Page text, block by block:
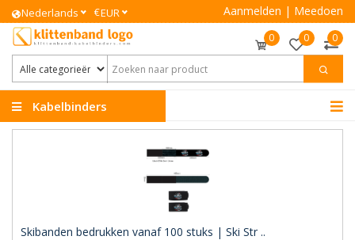
Nederlands €EUR Aanmelden | Meedoen
0 0 0
Kabelbinders
Skibanden bedrukken vanaf 100 stuks | Ski Str ..